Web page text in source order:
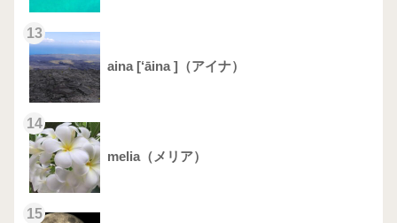
13
aina [‘āina ]（アイナ）
14
melia（メリア）
15